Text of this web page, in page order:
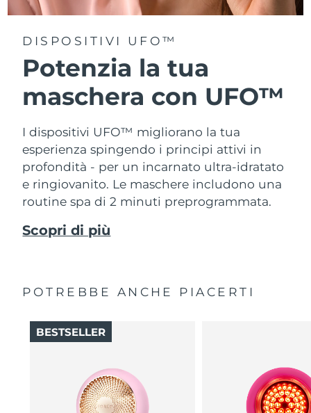
DISPOSITIVI UFO™
Potenzia la tua
maschera con UFO™
I dispositivi UFO™ migliorano la tua
esperienza spingendo i principi attivi in
profondità - per un incarnato ultra-idratato
e ringiovanito. Le maschere includono una
routine spa di 2 minuti preprogrammata.
Scopri di più
POTREBBE ANCHE PIACERTI
BESTSELLER